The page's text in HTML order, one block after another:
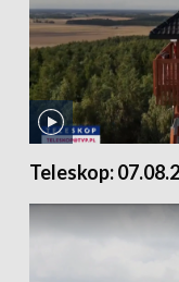
Teleskop: